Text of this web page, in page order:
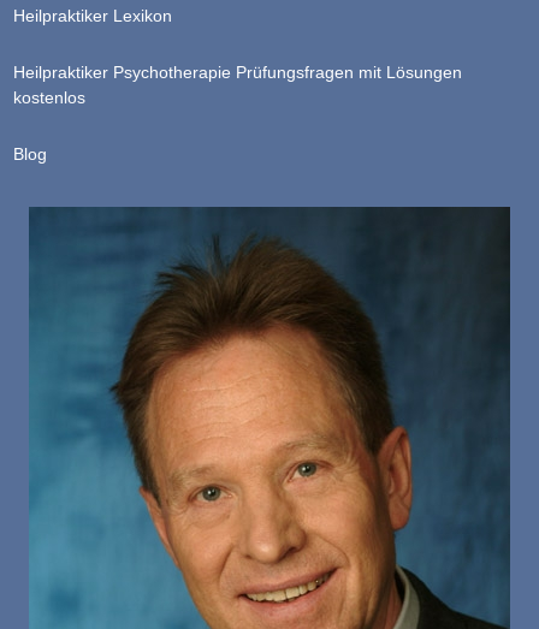
Heilpraktiker Lexikon
Heilpraktiker Psychotherapie Prüfungsfragen mit Lösungen
kostenlos
Blog